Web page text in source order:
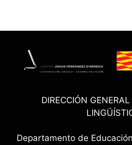
DIRECCIÓN
Departamento de